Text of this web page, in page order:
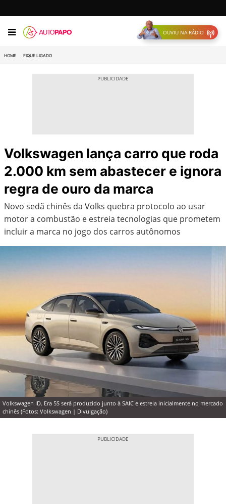
OUVIU NA RÁDIO
HOME FIQUE LIGADO
Volkswagen lança carro que roda
2.000 km sem abastecer e ignora
regra de ouro da marca
Novo sedã chinês da Volks quebra protocolo ao usar
motor a combustão e estreia tecnologias que prometem
incluir a marca no jogo dos carros autônomos
Volkswagen ID. Era 5S será produzido junto à SAIC e estreia inicialmente no mercado
chinês (Fotos: Volkswagen | Divulgação)